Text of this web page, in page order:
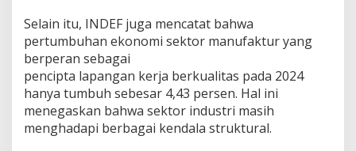
Selain itu, INDEF juga mencatat bahwa
pertumbuhan ekonomi sektor manufaktur yang
berperan sebagai
pencipta lapangan kerja berkualitas pada 2024
hanya tumbuh sebesar 4,43 persen. Hal ini
menegaskan bahwa sektor industri masih
menghadapi berbagai kendala struktural.